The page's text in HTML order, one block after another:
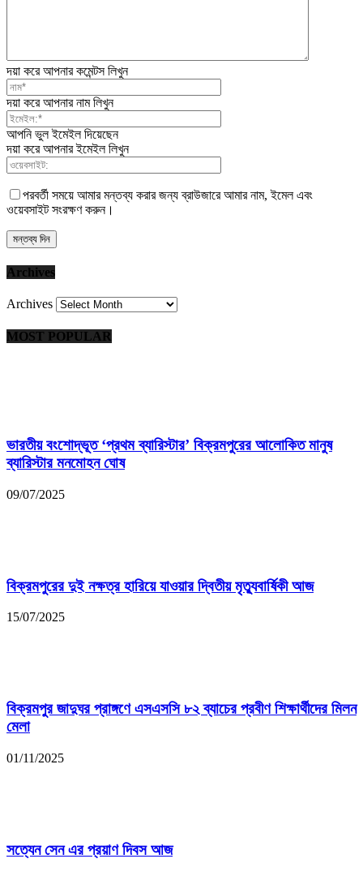
দয়া করে আপনার কমেন্টস লিখুন
দয়া করে আপনার নাম লিখুন
আপনি ভুল ইমেইল দিয়েছেন
দয়া করে আপনার ইমেইল লিখুন
পরবর্তী সময়ে আমার মন্তব্য করার জন্য ব্রাউজারে আমার নাম, ইমেল এবং
ওয়েবসাইট সংরক্ষণ করুন।
Archives
Archives
MOST POPULAR
ভারতীয় বংশোদ্ভূত ‘প্রথম ব্যারিস্টার’ বিক্রমপুরের আলোকিত মানুষ
ব্যারিস্টার মনমোহন ঘোষ
09/07/2025
বিক্রমপুরের দুই নক্ষত্র হারিয়ে যাওয়ার দ্বিতীয় মৃত্যুবার্ষিকী আজ
15/07/2025
বিক্রমপুর জাদুঘর প্রাঙ্গণে এসএসসি ৮২ ব্যাচের প্রবীণ শিক্ষার্থীদের মিলন
মেলা
01/11/2025
সত্যেন সেন এর প্রয়াণ দিবস আজ